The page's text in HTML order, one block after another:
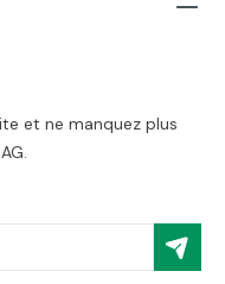
et ne manquez plus